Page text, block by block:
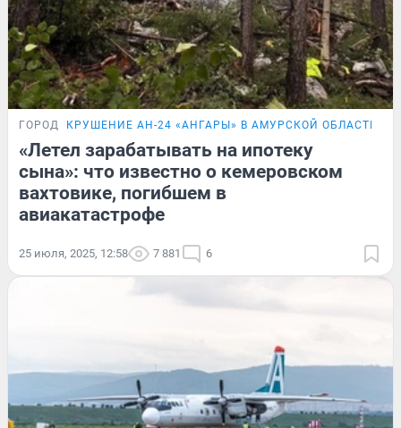
ГОРОД КРУШЕНИЕ АН-24 «АНГАРЫ» В АМУРСКОЙ ОБЛАСТИ
«Летел зарабатывать на ипотеку
сына»: что известно о кемеровском
вахтовике, погибшем в
авиакатастрофе
25 июля, 2025, 12:58 7 881 6